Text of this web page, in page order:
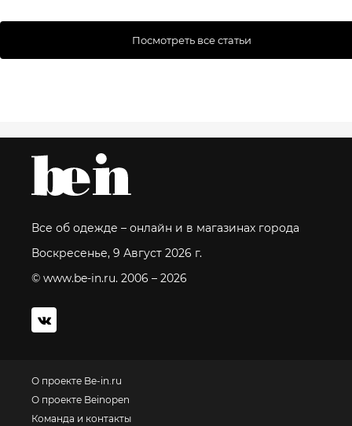
Посмотреть все статьи
Все об одежде – онлайн и в магазинах города
Воскресенье, 9 Август 2026 г.
© www.be-in.ru. 2006 – 2026
О проекте Be-in.ru
О проекте Beinopen
Команда и контакты